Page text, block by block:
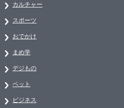
カルチャー
スポーツ
おでかけ
まめ学
デジもの
ペット
ビジネス